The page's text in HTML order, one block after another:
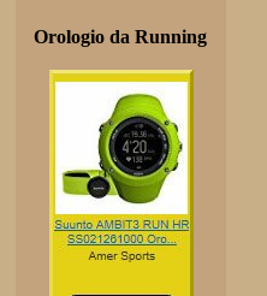
Orologio da Running